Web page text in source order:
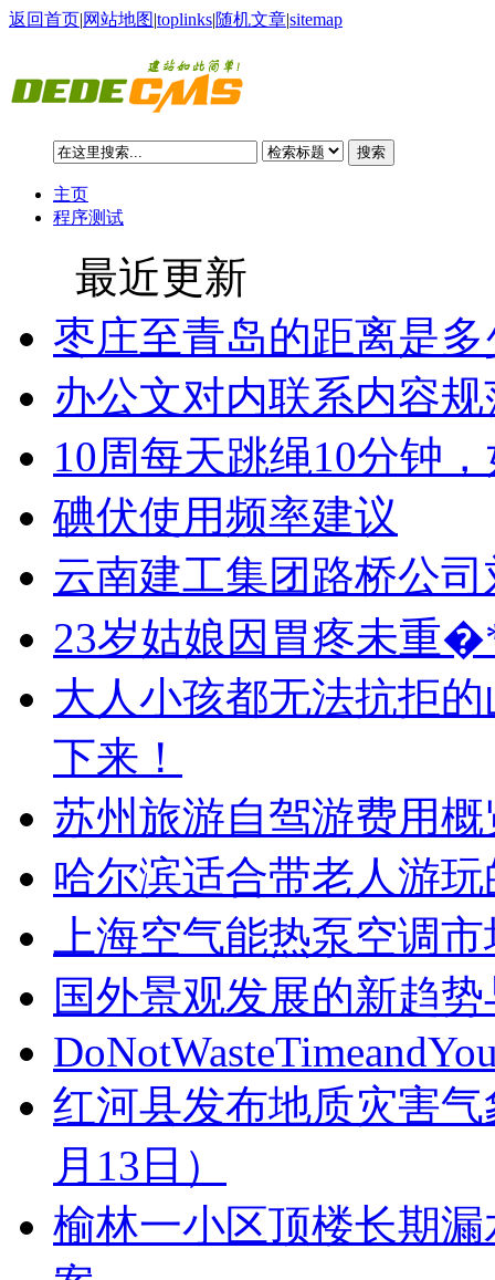
返回首页|网站地图|toplinks|随机文章|sitemap
搜索
主页
程序测试
最近更新
枣庄至青岛的距离是
办公文对内联系内容
10周每天跳绳10分钟
碘伏使用频率建议
云南建工集团路桥公
23岁姑娘因胃疼未重
大人小孩都无法抗拒
下来！
苏州旅游自驾游费用概
哈尔滨适合带老人游
上海空气能热泵空调
国外景观发展的新趋
红河县发布地质灾害
月13日）
榆林一小区顶楼长期